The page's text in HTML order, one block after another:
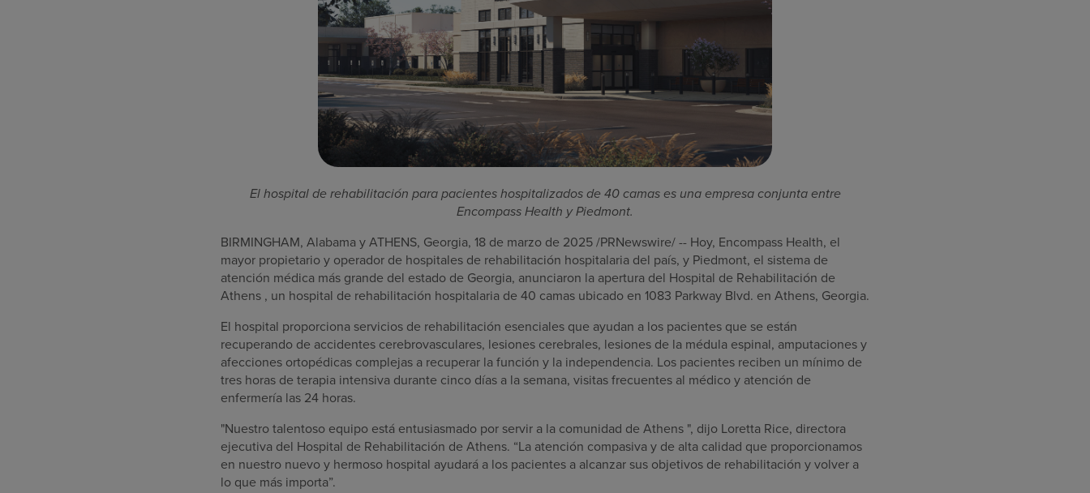
El hospital de rehabilitación para pacientes hospitalizados de 40 camas es una empresa conjunta entre
Encompass Health yPiedmont.
BIRMINGHAM, Alabama yATHENS, Georgia, 18 de marzo de 2025/PRNewswire/ -- Hoy, Encompass Health, el
mayor propietario y operador de hospitales de rehabilitación hospitalaria del país, y Piedmont, el sistema de
atención médica más grande del estado de Georgia, anunciaron la apertura del Hospital de Rehabilitación de
Athens , un hospital de rehabilitación hospitalaria de 40 camas ubicado en 1083 Parkway Blvd. en Athens, Georgia.
El hospital proporciona servicios de rehabilitación esenciales que ayudan a los pacientes que se están
recuperando de accidentes cerebrovasculares, lesiones cerebrales, lesiones de la médula espinal, amputaciones y
afecciones ortopédicas complejas a recuperar la función y la independencia. Los pacientes reciben un mínimo de
tres horas de terapia intensiva durante cinco días a la semana, visitas frecuentes al médico y atención de
enfermería las 24 horas.
"Nuestro talentoso equipo está entusiasmado por servir a la comunidad de Athens ", dijo Loretta Rice, directora
ejecutiva del Hospital de Rehabilitación de Athens. “La atención compasiva y de alta calidad que proporcionamos
en nuestro nuevo y hermoso hospital ayudará a los pacientes a alcanzar sus objetivos de rehabilitación y volver a
lo que más importa”.